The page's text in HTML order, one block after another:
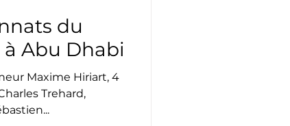
du
Abu Dhabi
Maxime Hiriart, 4
Trehard,